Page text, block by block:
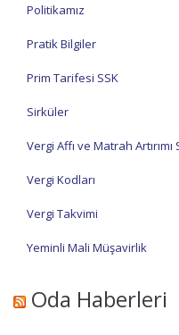
Politikamız
Pratik Bilgiler
Prim Tarifesi SSK
Sirküler
Vergi Affı ve Matrah
Vergi Kodları
Vergi Takvimi
Yeminli Mali Müşavirlik
Oda Haberleri